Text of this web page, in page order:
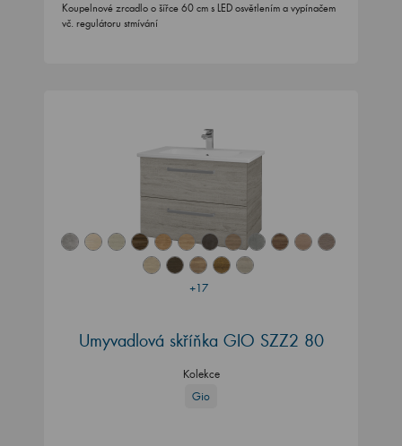
Koupelnové zrcadlo o šířce 60 cm s LED osvětlením a vypínačem
vč. regulátoru stmívání
+17
Umyvadlová skříňka GIO SZZ2 80
Kolekce
Gio